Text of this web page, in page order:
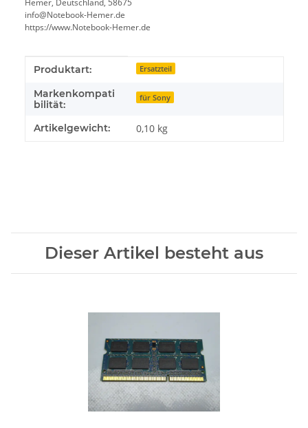
Hemer, Deutschland, 58675
info@Notebook-Hemer.de
https://www.Notebook-Hemer.de
Produkteigenschaft
Wert
Produktart: Ersatzteil
Markenkompati
bilität:
für Sony
Artikelgewicht: 0,10 kg
Dieser Artikel besteht aus